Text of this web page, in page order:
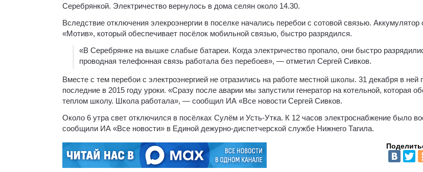
Серебрянкой. Электричество вернулось в дома селян около 14.30.
Вследствие отключения элекроэнергии в поселке начались перебои с сотовой связью. Аккумулятор
«Мотив», который обеспечивает посёлок мобильной связью, быстро разрядился.
«В Серебрянке на вышке слабые батареи. Когда электричество пропало, они быстро
проводная телефонная связь работала без перебоев», — отметил Сергей Сивков.
Вместе с тем перебои с электроэнергией не отразились на работе местной школы. 31 декабря в ней
последние в 2015 году уроки. «Сразу после аварии мы запустили генератор на котельной, которая
теплом школу. Школа работала», — сообщил ИА «Все новости Сергей Сивков.
Около 6 утра свет отключился в посёлках Сулём и Усть-Утка. К 12 часов электроснабжение было
сообщили ИА «Все новости» в Единой дежурно-диспетчерской службе Нижнего Тагила.